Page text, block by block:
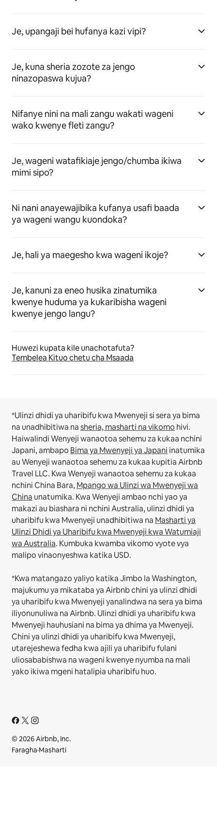
Je, upangaji bei hufanya kazi vipi?
Je, kuna sheria zozote za jengo
ninazopaswa kujua?
Nifanye nini na mali zangu wakati wageni
wako kwenye fleti zangu?
Je, wageni watafikiaje jengo/chumba ikiwa
mimi sipo?
Ni nani anayewajibika kufanya usafi baada
ya wageni wangu kuondoka?
Je, hali ya maegesho kwa wageni ikoje?
Je, kanuni za eneo husika zinatumika
kwenye huduma ya kukaribisha wageni
kwenye jengo langu?
Huwezi kupata kile unachotafuta?
Tembelea Kituo chetu cha Msaada
*Ulinzi dhidi ya uharibifu kwa Mwenyeji si sera ya bima
na unadhibitiwa nasheria, masharti na vikomo hivi.
Haiwalindi Wenyeji wanaotoa sehemu za kukaa nchini
Japani, ambapo Bima ya Mwenyeji ya Japani inatumika
au Wenyeji wanaotoa sehemu za kukaa kupitia Airbnb
Travel LLC. Kwa Wenyeji wanaotoa sehemu za kukaa
nchini China Bara,Mpango wa Ulinzi wa Mwenyeji wa
China unatumika. Kwa Wenyeji ambao nchi yao ya
makazi au biashara ni nchini Australia, ulinzi dhidi ya
uharibifu kwa Mwenyeji unadhibitiwa na Masharti ya
Ulinzi Dhidi ya Uharibifu kwa Mwenyeji kwa Watumiaji
wa Australia. Kumbuka kwamba vikomo vyote vya
malipo vinaonyeshwa katika USD.
*Kwa matangazo yaliyo katika Jimbo la Washington,
majukumu ya mikataba ya Airbnb chini ya ulinzi dhidi
ya uharibifu kwa Mwenyeji yanalindwa na sera ya bima
iliyonunuliwa na Airbnb. Ulinzi dhidi ya uharibifu kwa
Mwenyeji hauhusiani na bima ya dhima ya Mwenyeji.
Chini ya ulinzi dhidi ya uharibifu kwa Mwenyeji,
utarejeshewa fedha kwa ajili ya uharibifu fulani
uliosababishwa na wageni kwenye nyumba na mali
yako ikiwa mgeni hatalipia uharibifu huo.
© 2026 Airbnb, Inc.
Faragha·Masharti